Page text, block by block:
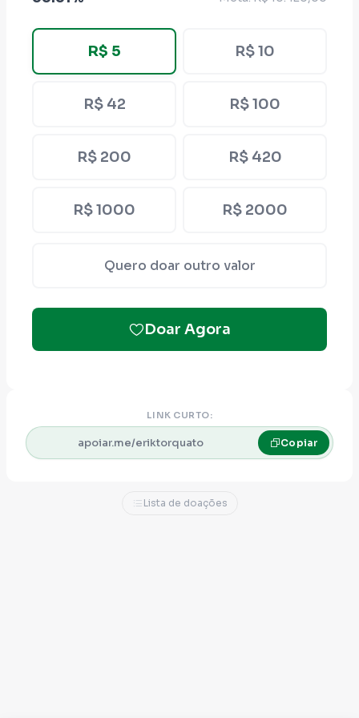
R$ 5 R$ 10
R$ 42 R$ 100
R$ 200 R$ 420
R$ 1000 R$ 2000
Quero doar outro valor
Doar Agora
LINK CURTO:
apoiar.me/eriktorquato Copiar
Lista de doações